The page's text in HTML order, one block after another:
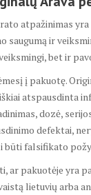
atpažinimas yra
saugumą ir
bet ir
į pakuotę.
atspausdinta
dozė,
defektai,
būti falsifikato
ar pakuotėje yra
lietuvių arba